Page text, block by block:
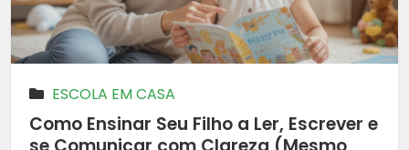
ESCOLA EM CASA
Como Ensinar Seu Filho a Ler, Escrever e